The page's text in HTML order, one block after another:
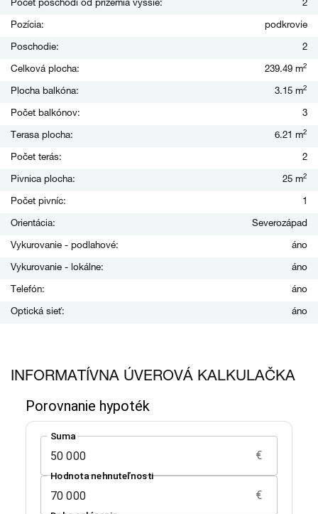
Počet poschodí od prízemia vyššie: 2
Pozícia: podkrovie
Poschodie: 2
Celková plocha: 239.49 m2
Plocha balkóna: 3.15 m2
Počet balkónov: 3
Terasa plocha: 6.21 m2
Počet terás: 2
Pivnica plocha: 25 m2
Počet pivníc: 1
Orientácia: Severozápad
Vykurovanie - podlahové: áno
Vykurovanie - lokálne: áno
Telefón: áno
Optická sieť: áno
INFORMATÍVNA ÚVEROVÁ KALKULAČKA